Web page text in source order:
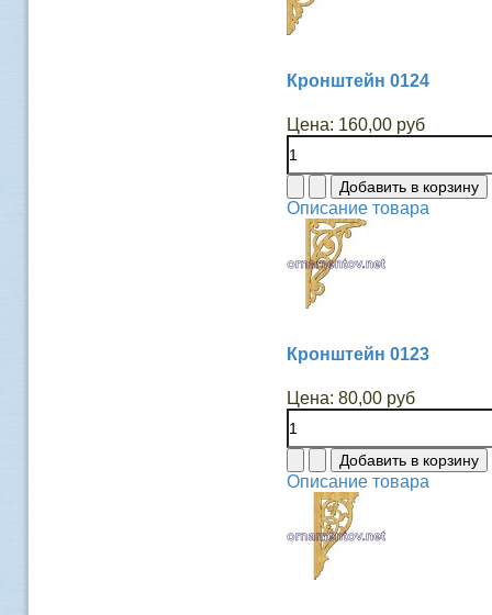
Кронштейн 0124
Цена: 160,00 руб
Описание товара
Кронштейн 0123
Цена: 80,00 руб
Описание товара